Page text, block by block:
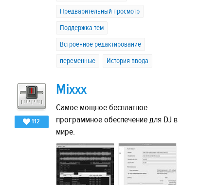
Предварительный просмотр
Поддержка тем
Встроенное редактирование
переменные
История ввода
112
Mixxx
Самое мощное бесплатное
программное обеспечение для DJ в
мире.